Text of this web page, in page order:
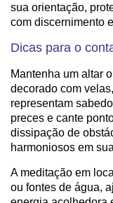
sua orientação,
com discernimento
Dicas para o
Mantenha um altar
decorado com
representam
preces e cante
dissipação de
harmoniosos em
A meditação em
ou fontes de água,